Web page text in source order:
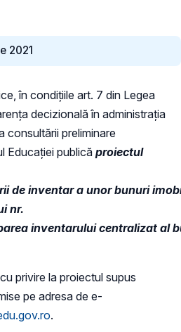
2021
în condiţiile art. 7 din Legea
decizională în administraţia
consultării preliminare
Educaţiei publică proiectul
de inventar a unor bunuri
nr.
inventarului centralizat al
privire la proiectul supus
pe adresa de e-
.